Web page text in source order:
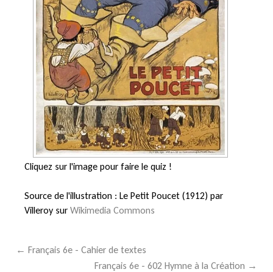
Cliquez sur l'image pour faire le quiz !
Source de l'illustration : Le Petit Poucet (1912) par
Villeroy sur Wikimedia Commons
← Français 6e - Cahier de textes
Français 6e - 602 Hymne à la Création →